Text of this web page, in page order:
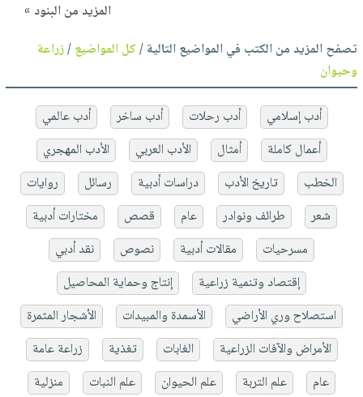
المزيد من البنود »
تصفح المزيد من الكتب في المواضيع التالية /كل المواضيع/زراعة
وحيوان
أدب إسلامي أدب رحلات أدب ساخر
أدب عالمي
أعمال كاملة
أمثال الأدب العربي
الأدب المهجري
الخطب
تاريخ الأدب دراسات أدبية رسائل
روايات
شعر
طرائف ونوادر عام قصص
مختارات أدبية
مسرحيات
مقالات أدبية نصوص
نقد أدبي
إقتصاد وتنمية زراعية
إنتاج وحماية المحاصيل
استصلاح وري الأراضي
الأسمدة والمبيدات
الأشجار المثمرة
الأمراض والآفات الزراعية
الغابات تغذية
زراعة عامة
عام
علم التربة علم الحيوان علم النبات منزلية